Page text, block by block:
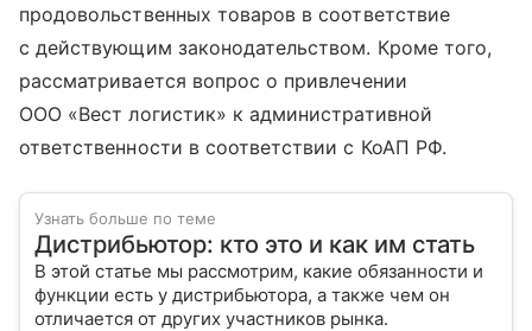
продовольственных товаров в соответствие
с действующим законодательством. Кроме того,
рассматривается вопрос о привлечении
ООО «Вест логистик» к административной
ответственности в соответствии с КоАП РФ.
Узнать больше по теме
Дистрибьютор: кто это и как им стать
В этой статье мы рассмотрим, какие обязанности и
функции есть у дистрибьютора, а также чем он
отличается от других участников рынка.